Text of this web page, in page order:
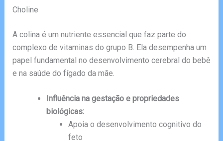
Choline
A colina é um nutriente essencial que faz parte do
complexo de vitaminas do grupo B. Ela desempenha um
papel fundamental no desenvolvimento cerebral do bebê
e na saúde do fígado da mãe.
Influência na gestação e propriedades
biológicas:
Apoia o desenvolvimento cognitivo do
feto